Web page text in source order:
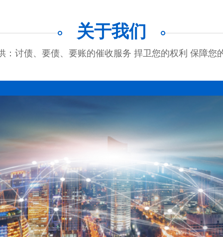
关于我们
：讨债、要债、要账的催收服务 捍卫您的权利 保障您